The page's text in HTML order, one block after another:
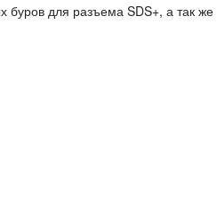
буров для разъема SDS+, а так же